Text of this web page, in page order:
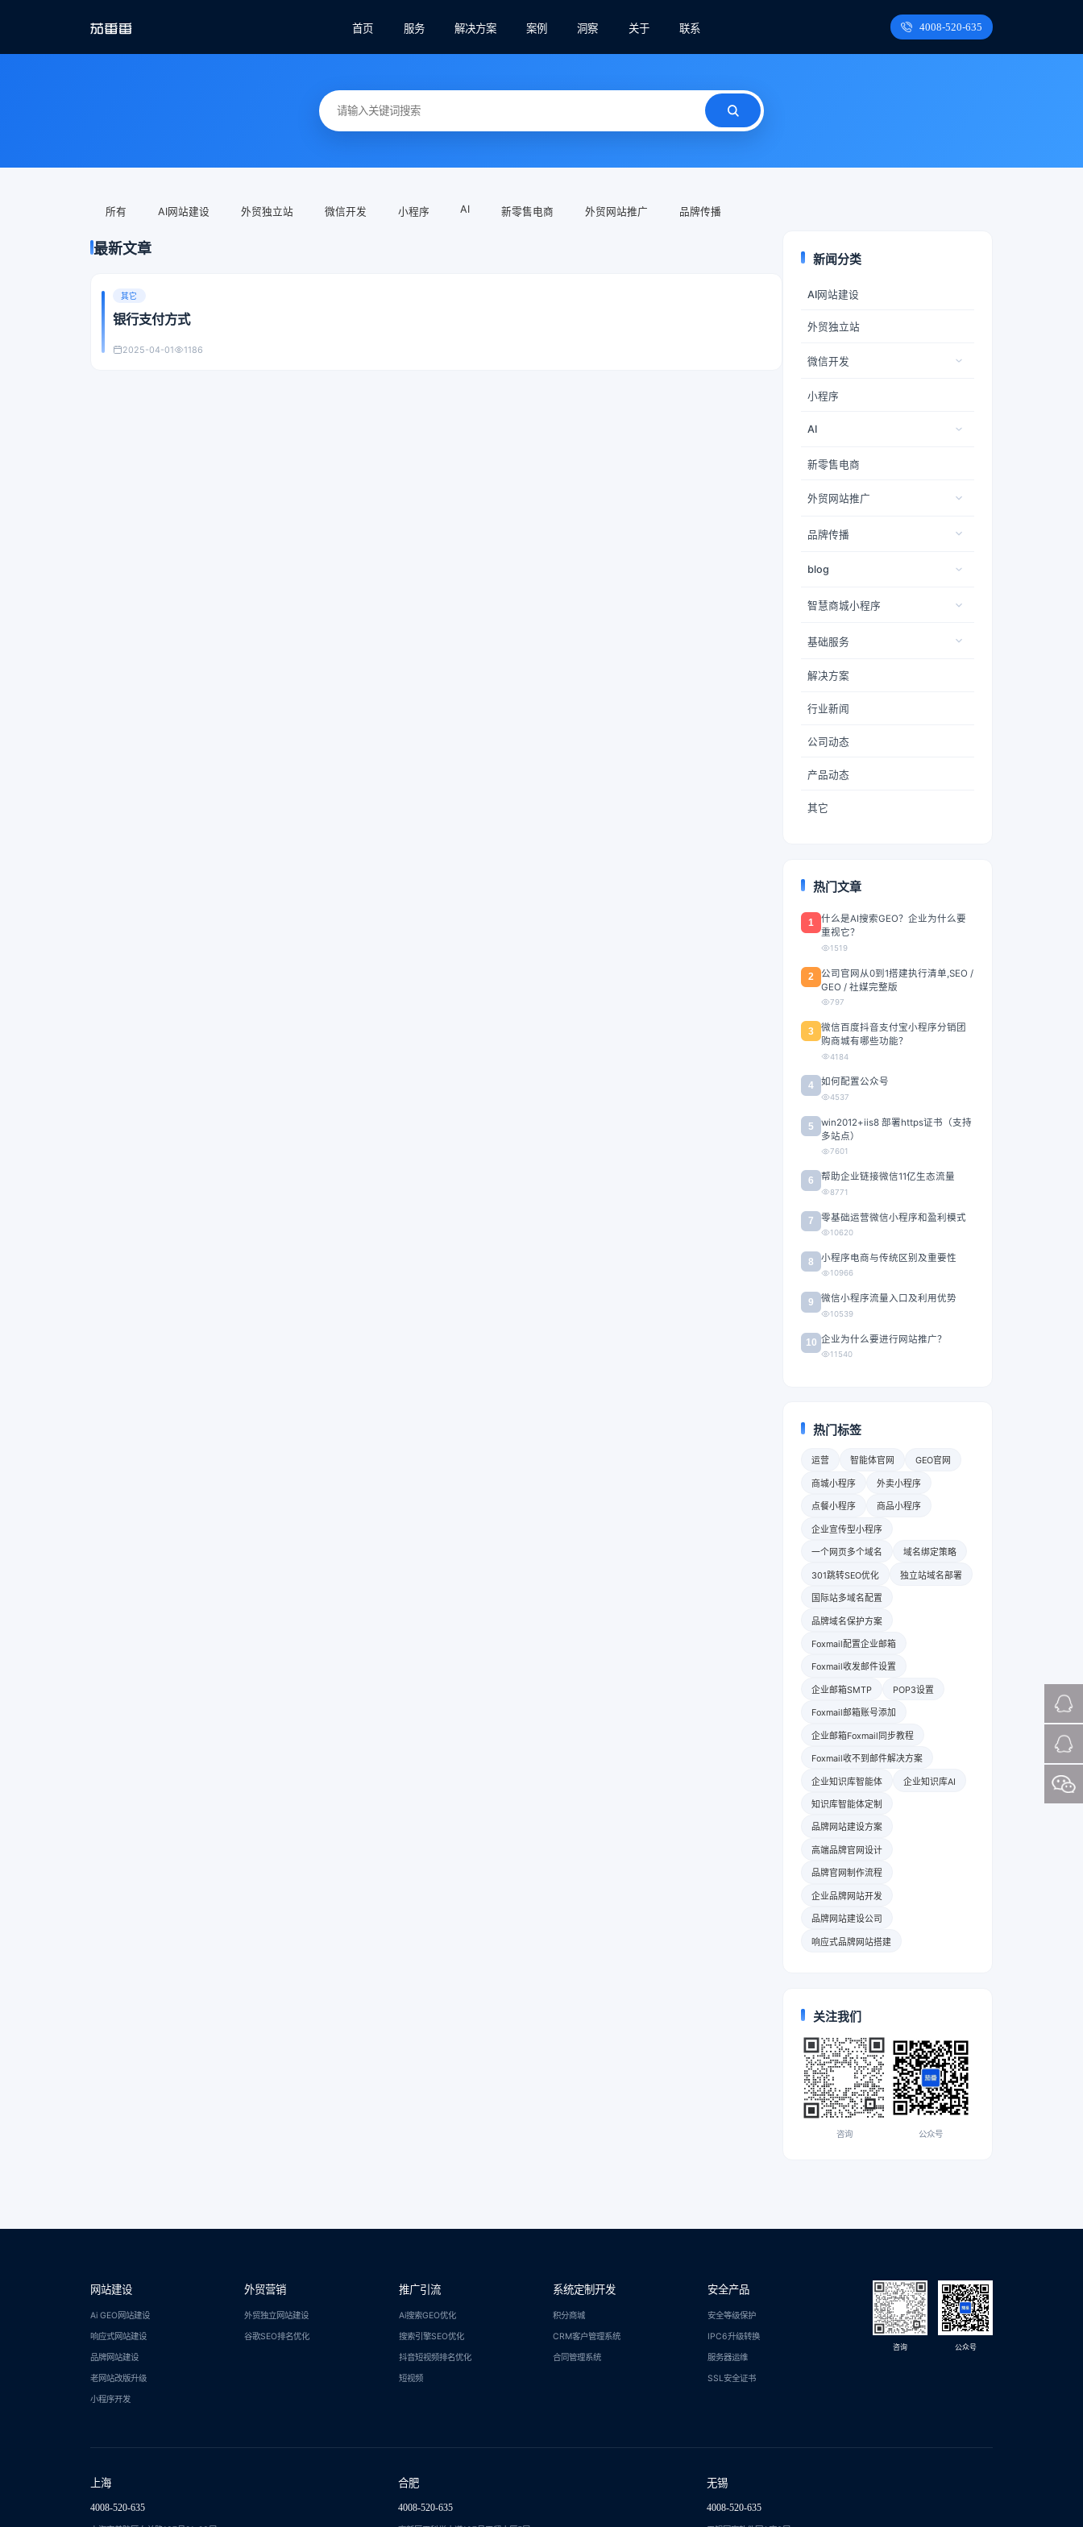
首页 服务 解决方案 案例 洞察 关于 联系 4008-520-635
所有 AI网站建设 外贸独立站 微信开发 小程序 AI 新零售电商 外贸网站推广 品牌传播
最新文章
其它
银行支付方式
2025-04-01 1186
新闻分类
AI网站建设
外贸独立站
微信开发
小程序
AI
新零售电商
外贸网站推广
品牌传播
blog
智慧商城小程序
基础服务
解决方案
行业新闻
公司动态
产品动态
其它
热门文章
1
什么是AI搜索GEO？企业为什么要
重视它？
1519
2
公司官网从0到1搭建执行清单,SEO /
GEO / 社媒完整版
797
3
微信百度抖音支付宝小程序分销团
购商城有哪些功能？
4184
4 如何配置公众号
4537
5
win2012+iis8 部署https证书（支持
多站点）
7601
6 帮助企业链接微信11亿生态流量
8771
7 零基础运营微信小程序和盈利模式
10620
8 小程序电商与传统区别及重要性
10966
9 微信小程序流量入口及利用优势
10539
10 企业为什么要进行网站推广？
11540
热门标签
运营 智能体官网 GEO官网
商城小程序 外卖小程序
点餐小程序 商品小程序
企业宣传型小程序
一个网页多个域名 域名绑定策略
301跳转SEO优化 独立站域名部署
国际站多域名配置
品牌域名保护方案
Foxmail配置企业邮箱
Foxmail收发邮件设置
企业邮箱SMTP POP3设置
Foxmail邮箱账号添加
企业邮箱Foxmail同步教程
Foxmail收不到邮件解决方案
企业知识库智能体 企业知识库AI
知识库智能体定制
品牌网站建设方案
高端品牌官网设计
品牌官网制作流程
企业品牌网站开发
品牌网站建设公司
响应式品牌网站搭建
关注我们
咨询 公众号
网站建设
Ai GEO网站建设
响应式网站建设
品牌网站建设
老网站改版升级
小程序开发
外贸营销
外贸独立网站建设
谷歌SEO排名优化
推广引流
Ai搜索GEO优化
搜索引擎SEO优化
抖音短视频排名优化
短视频
系统定制开发
积分商城
CRM客户管理系统
合同管理系统
安全产品
安全等级保护
IPC6升级转换
服务器运维
SSL安全证书
咨询 公众号
上海
4008-520-635
合肥
4008-520-635
无锡
4008-520-635